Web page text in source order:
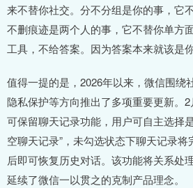
来不替你社交。分不分组是你的事，它
不删痕迹是两个人的事，它不替你单方
工具，不给答案。因为答案本来就该是
值得一提的是，2026年以来，微信围绕
隐私保护等方向推出了多项重要更新。
可保留聊天记录功能，用户可自主选择
空聊天记录”，未勾选状态下聊天记录
后即可恢复历史对话。该功能将关系处
延续了微信一以贯之的克制产品理念。